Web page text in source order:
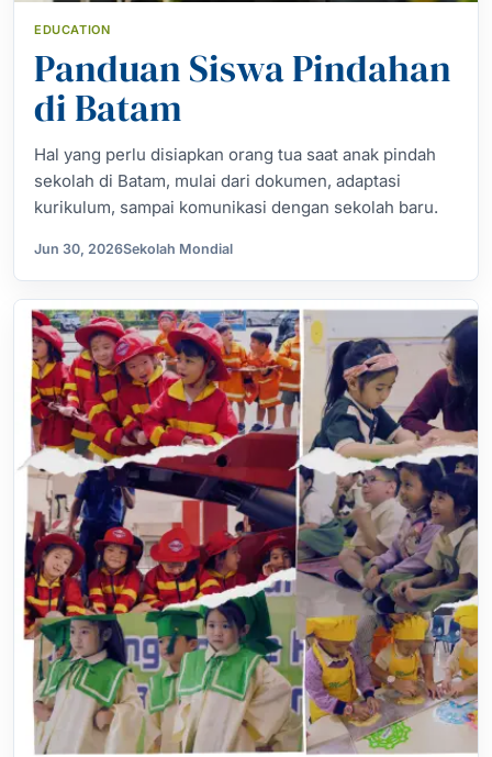
EDUCATION
Panduan Siswa Pindahan
di Batam
Hal yang perlu disiapkan orang tua saat anak pindah
sekolah di Batam, mulai dari dokumen, adaptasi
kurikulum, sampai komunikasi dengan sekolah baru.
Jun 30, 2026Sekolah Mondial